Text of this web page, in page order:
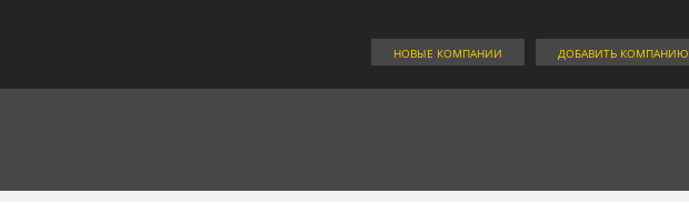
ДОБАВИТЬ КОМПАНИЮ
НОВЫЕ КОМПАНИИ